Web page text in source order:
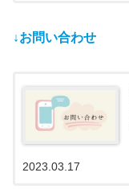
↓お問い合わせ
2023.03.17